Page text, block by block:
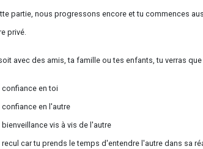
partie, nous progressons encore et tu commences
privé.
avec des amis, ta famille ou tes enfants, tu verras que
confiance en toi
confiance en l'autre
bienveillance vis à vis de l'autre
recul car tu prends le temps d'entendre l'autre dans sa